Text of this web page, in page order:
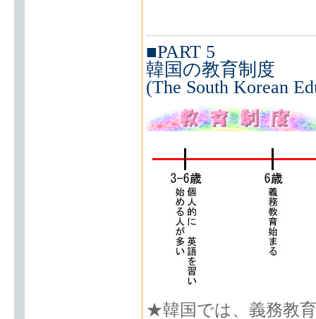
■PART 5
韓国の教育制度
(The South Korean
★韓国では、義務教